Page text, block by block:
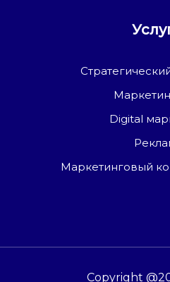
Digital
Маркетинговый
Copyright